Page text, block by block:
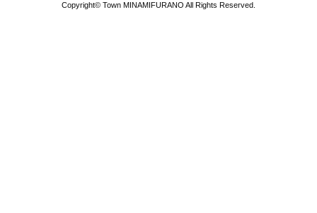
Copyright© Town MINAMIFURANO All Rights Reserved.